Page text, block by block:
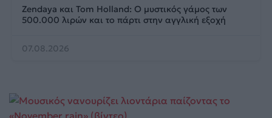
Zendaya και Tom Holland: Ο μυστικός γάμος των
500.000 λιρών και το πάρτι στην αγγλική εξοχή
07.08.2026